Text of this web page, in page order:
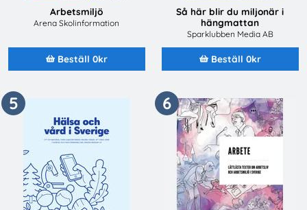
Arbetsmiljö
Arena Skolinformation
Beställ 0kr
Så här blir du miljonär i
hängmattan
Sparklubben Media AB
Beställ 0kr
5 6